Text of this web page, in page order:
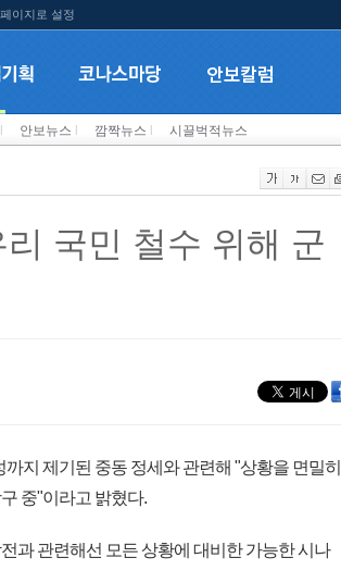
이지로 설정
안보뉴스 깜짝뉴스 시끌벅적뉴스
국민 철수 위해 군
지 제기된 중동 정세와 관련해 "상황을 면밀히
중"이라고 밝혔다.
과 관련해선 모든 상황에 대비한 가능한 시나